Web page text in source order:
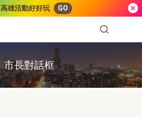
高雄活動好好玩 GO
市長對話框